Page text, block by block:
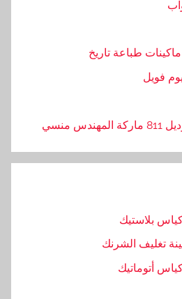
طباعة تاريخ
فويل
منسي
بلاستيك
تغليف الشرنك
أتوماتيك